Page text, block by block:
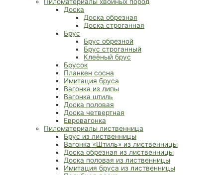
Доска
Доска обрезная
Доска строганная
Брус
Брус обрезной
Брус строганный
Клеёный брус
Брусок
Планкен сосна
Имитация бруса
Вагонка из липы
Вагонка штиль
Доска половая
Доска четвертная
Евровагонка
Пиломатериалы лиственница
Брус из лиственницы
Вагонка «Штиль» из лиственницы
Доска обрезная из лиственницы
Доска половая из лиственницы
Имитация бруса из лиственницы